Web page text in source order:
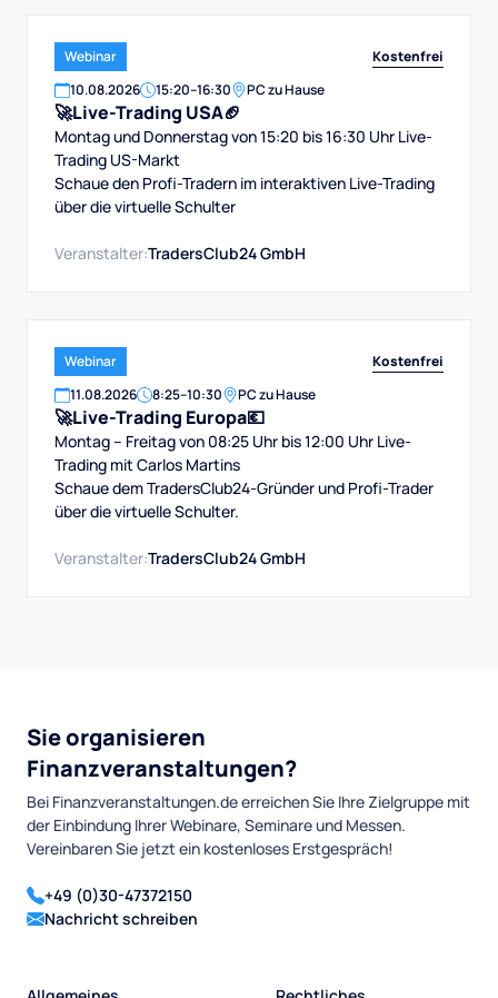
Webinar
Kostenfrei
10.08.2026 15:20–16:30 PC zu Hause
🚀Live-Trading USA🏈
Montag und Donnerstag von 15:20 bis 16:30 Uhr Live-
Trading US-Markt
Schaue den Profi-Tradern im interaktiven Live-Trading
über die virtuelle Schulter
Veranstalter:TradersClub24 GmbH
Webinar
Kostenfrei
11.08.2026 8:25–10:30 PC zu Hause
🚀Live-Trading Europa💶
Montag – Freitag von 08:25 Uhr bis 12:00 Uhr Live-
Trading mit Carlos Martins
Schaue dem TradersClub24-Gründer und Profi-Trader
über die virtuelle Schulter.
Veranstalter:TradersClub24 GmbH
Sie organisieren
Finanzveranstaltungen?
Bei Finanzveranstaltungen.de erreichen Sie Ihre Zielgruppe mit
der Einbindung Ihrer Webinare, Seminare und Messen.
Vereinbaren Sie jetzt ein kostenloses Erstgespräch!
+49 (0)30-47372150
Nachricht schreiben